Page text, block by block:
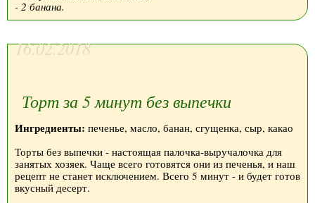
- 2 банана.
16.02.2018
Торт за 5 минут без выпечки
Ингредиенты: печенье, масло, банан, сгущенка, сыр, какао
Торты без выпечки - настоящая палочка-выручалочка для
занятых хозяек. Чаще всего готовятся они из печенья, и наш
рецепт не станет исключением. Всего 5 минут - и будет готов
вкусный десерт.